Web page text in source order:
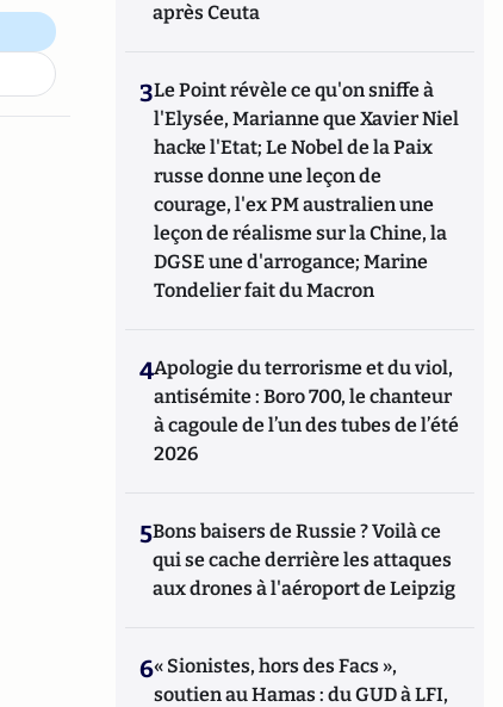
après Ceuta
3Le Point révèle ce qu'on sniffe à
l'Elysée, Marianne que Xavier Niel
hacke l'Etat; Le Nobel de la Paix
russe donne une leçon de
courage, l'ex PM australien une
leçon de réalisme sur la Chine, la
DGSE une d'arrogance; Marine
Tondelier fait du Macron
4Apologie du terrorisme et du viol,
antisémite : Boro 700, le chanteur
à cagoule de l’un des tubes de l’été
2026
5Bons baisers de Russie ? Voilà ce
qui se cache derrière les attaques
aux drones à l'aéroport de Leipzig
6« Sionistes, hors des Facs »,
soutien au Hamas : du GUD à LFI,